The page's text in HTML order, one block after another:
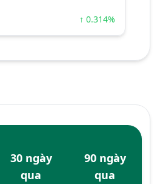
↑ 0.314%
30 ngày
qua
90 ngày
qua